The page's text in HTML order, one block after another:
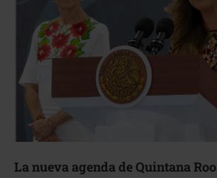
La nueva agenda de Quintana Roo